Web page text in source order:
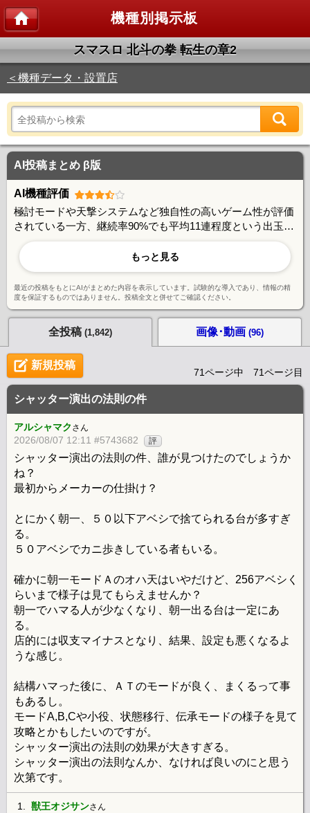
機種別掲示板
スマスロ 北斗の拳 転生の章2
＜機種データ・設置店
AI投稿まとめ β版
AI機種評価
極討モードや天撃システムなど独自性の高いゲーム性が評価
されている一方、継続率90%でも平均11連程度という出玉性
能には期待値とのギャップを感じる声もある。朝一判別やあ
べし短縮など攻略要素は豊富で、やり込み派には好評。ユー
ザー間で活発な情報交換が行われており、コミュニティ形成
に成功している機種と言える。
もっと見る
最近の投稿をもとにAIがまとめた内容を表示しています。試験的な導入であり、情報の精
度を保証するものではありません。投稿全文と併せてご確認ください。
全投稿 (1,842) 画像･動画 (96)
新規投稿
71ページ中 71ページ目
シャッター演出の法則の件
アルシャマク さん
2026/08/07 12:11 #5743682 評
シャッター演出の法則の件、誰が見つけたのでしょうか
ね？
最初からメーカーの仕掛け？
とにかく朝一、５０以下アベシで捨てられる台が多すぎ
る。
５０アベシでカニ歩きしている者もいる。
確かに朝一モードＡのオハ天はいやだけど、256アベシく
らいまで様子は見てもらえませんか？
朝一でハマる人が少なくなり、朝一出る台は一定にあ
る。
店的には収支マイナスとなり、結果、設定も悪くなるよ
うな感じ。
結構ハマった後に、ＡＴのモードが良く、まくるって事
もあるし。
モードA,B,Cや小役、状態移行、伝承モードの様子を見て
攻略とかもしたいのですが。
シャッター演出の法則の効果が大きすぎる。
シャッター演出の法則なんか、なければ良いのにと思う
次第です。
1. 獣王オジサンさん